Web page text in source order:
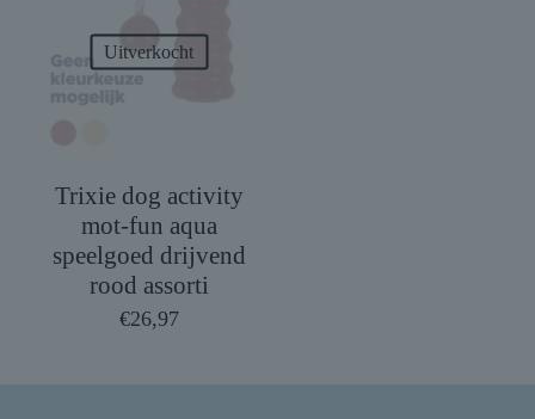
Uitverkocht
Trixie dog activity
mot-fun aqua
speelgoed drijvend
rood assorti
€26,97